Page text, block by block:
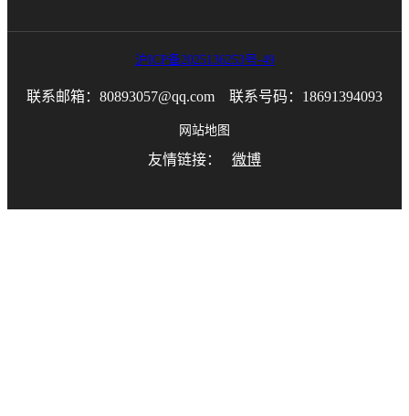
沪ICP备2025136253号-49
联系邮箱：80893057@qq.com 联系号码：18691394093
网站地图
友情链接： 微博